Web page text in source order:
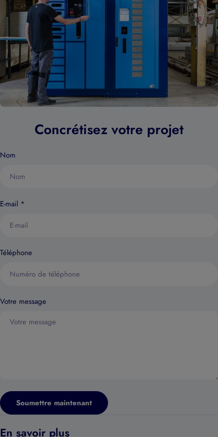
Concrétisez votre projet
Nom
E-mail *
Téléphone
Votre message
Soumettre maintenant
En savoir plus